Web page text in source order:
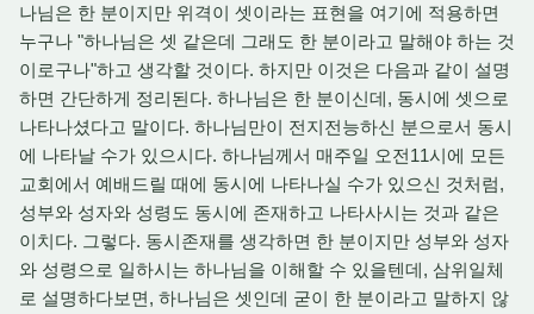
나님은 한 분이지만 위격이 셋이라는 표현을 여기에 적용하면
누구나 "하나님은 셋 같은데 그래도 한 분이라고 말해야 하는 것
이로구나"하고 생각할 것이다. 하지만 이것은 다음과 같이 설명
하면 간단하게 정리된다. 하나님은 한 분이신데, 동시에 셋으로
나타나셨다고 말이다. 하나님만이 전지전능하신 분으로서 동시
에 나타날 수가 있으시다. 하나님께서 매주일 오전11시에 모든
교회에서 예배드릴 때에 동시에 나타나실 수가 있으신 것처럼,
성부와 성자와 성령도 동시에 존재하고 나타사시는 것과 같은
이치다. 그렇다. 동시존재를 생각하면 한 분이지만 성부와 성자
와 성령으로 일하시는 하나님을 이해할 수 있을텐데, 삼위일체
로 설명하다보면, 하나님은 셋인데 굳이 한 분이라고 말하지 않